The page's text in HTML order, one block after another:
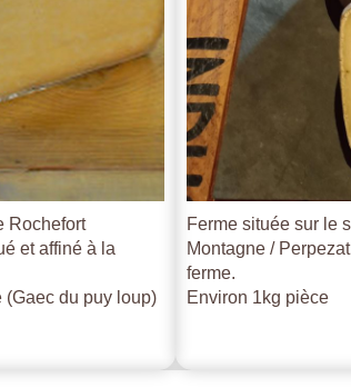
Rochefort
et affiné à la
(Gaec du puy loup)
Ferme située sur le
Montagne /
ferme.
Environ 1kg pièce